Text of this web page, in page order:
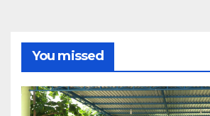
You missed